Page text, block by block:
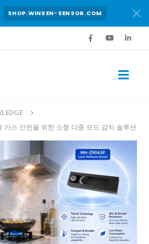
SHOP.WINSEN-SENSOR.COM
가스 안전을 위한 소형 다중 모드 감지 솔루션